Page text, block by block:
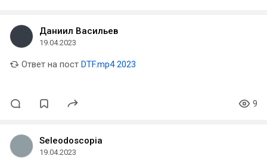
Даниил Васильев
19.04.2023
Ответ на пост DTF.mp4 2023
9
Seleodoscopia
19.04.2023